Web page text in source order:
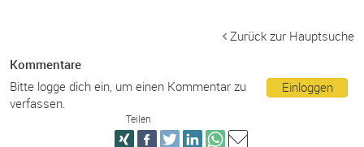
Zurück zur Hauptsuche
Kommentare
Einloggen
Bitte logge dich ein, um einen Kommentar zu
verfassen.
Teilen